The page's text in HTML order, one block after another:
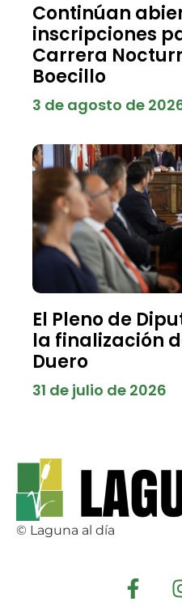
Continúan
inscripciones
Carrera
Boecillo
3 de agosto de
El Pleno de
la finalización
Duero
31 de julio de 2026
© Laguna al día